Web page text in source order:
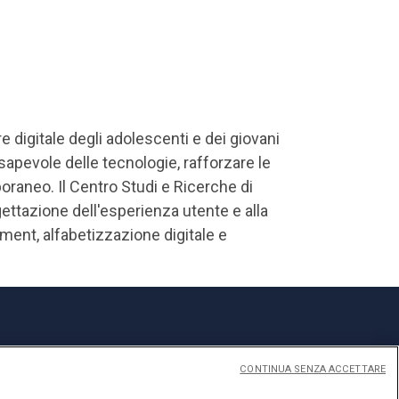
digitale degli adolescenti e dei giovani
delle tecnologie, rafforzare le
Il Centro Studi e Ricerche di
dell'esperienza utente e alla
alfabetizzazione digitale e
CONTINUA SENZA ACCETTARE